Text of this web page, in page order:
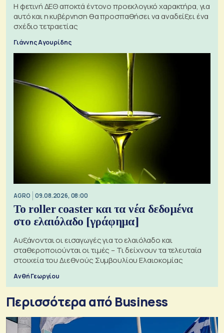
Η φετινή ΔΕΘ αποκτά έντονο προεκλογικό χαρακτήρα, για
αυτό και η κυβέρνηση θα προσπαθήσει να αναδείξει ένα
σχέδιο τετραετίας
Γιάννης Αγουρίδης
AGRO 09.08.2026, 08:00
Το roller coaster και τα νέα δεδομένα
στο ελαιόλαδο [γράφημα]
Αυξάνονται οι εισαγωγές για το ελαιόλαδο και
σταθεροποιούνται οι τιμές – Τι δείχνουν τα τελευταία
στοιχεία του Διεθνούς Συμβουλίου Ελαιοκομίας
Ανθή Γεωργίου
Περισσότερα από Business